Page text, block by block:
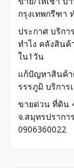
กรุงเทพกรีฑา
ประกาศ บริก
ทำไง คลังสิน
ใน1วัน
แก้ปัญหาสินค้า
รรรภูมิ บริกา
ขายด่วน ที่ดิน
จ.สมุทรปรากา
0906360022